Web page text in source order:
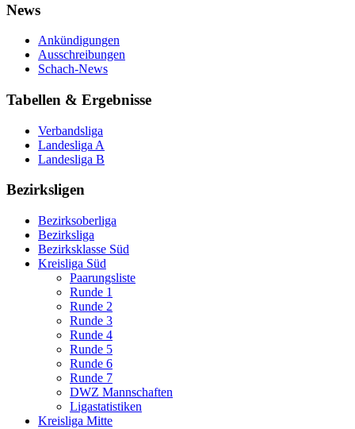
News
Ankündigungen
Ausschreibungen
Schach-News
Tabellen & Ergebnisse
Verbandsliga
Landesliga A
Landesliga B
Bezirksligen
Bezirksoberliga
Bezirksliga
Bezirksklasse Süd
Kreisliga Süd
Paarungsliste
Runde 1
Runde 2
Runde 3
Runde 4
Runde 5
Runde 6
Runde 7
DWZ Mannschaften
Ligastatistiken
Kreisliga Mitte